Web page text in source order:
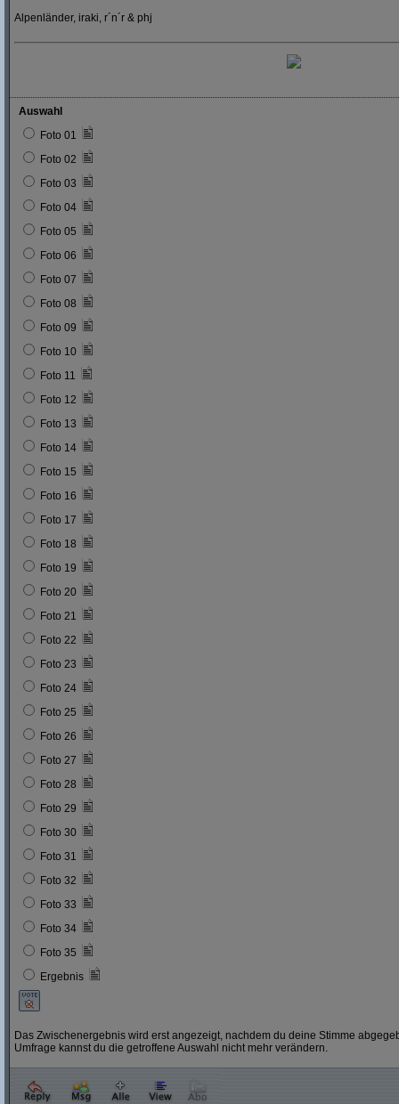
Alpenländer, iraki, r´n´r & phj
Auswahl
Foto 01
Foto 02
Foto 03
Foto 04
Foto 05
Foto 06
Foto 07
Foto 08
Foto 09
Foto 10
Foto 11
Foto 12
Foto 13
Foto 14
Foto 15
Foto 16
Foto 17
Foto 18
Foto 19
Foto 20
Foto 21
Foto 22
Foto 23
Foto 24
Foto 25
Foto 26
Foto 27
Foto 28
Foto 29
Foto 30
Foto 31
Foto 32
Foto 33
Foto 34
Foto 35
Ergebnis
Das Zwischenergebnis wird erst angezeigt, nachdem du deine Stimme
Umfrage kannst du die getroffene Auswahl nicht mehr verändern.